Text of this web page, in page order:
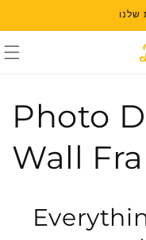
שלנו
Photo
Wall